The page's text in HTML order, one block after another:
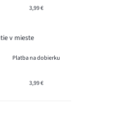
3,99 €
v mieste
Platba na dobierku
3,99 €